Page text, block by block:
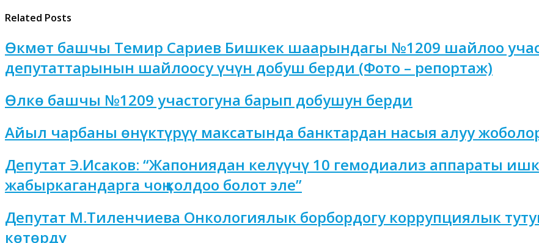
Related Posts
Өкмөт башчы Темир Сариев Бишкек шаарындагы №1209 шайлоо
депутаттарынын шайлоосу үчүн добуш берди (Фото – репортаж)
Өлкө башчы №1209 участогуна барып добушун берди
Айыл чарбаны өнүктүрүү максатында банктардан насыя алуу
Депутат Э.Исаков: “Жапониядан келүүчү 10 гемодиализ аппараты
жабыркагандарга чоң колдоо болот эле”
Депутат М.Тиленчиева Онкологиялык борбордогу коррупциялык
көтөрдү